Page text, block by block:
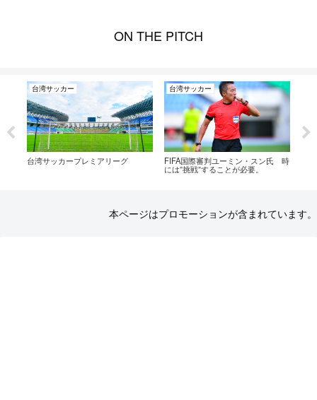
ON THE PITCH
台湾サッカー
台湾サッカープレミアリーグ
台湾サッカー
FIFA国際審判ユーミン・スン氏 時
には”挑戦”することが必要。
本ページはプロモーションが含まれています。